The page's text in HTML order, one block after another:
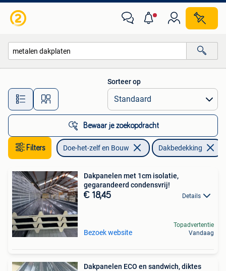
Alle afstanden…
Sorteer op
Bewaar je zoekopdracht
Filters Doe-het-zelf en Bouw Dakbedekking
Dakpanelen met 1cm isolatie,
gegarandeerd condensvrij!
€ 18,45 Details
Bezoek website
Topadvertentie
Vandaag
Dakpanelen ECO en sandwich, diktes